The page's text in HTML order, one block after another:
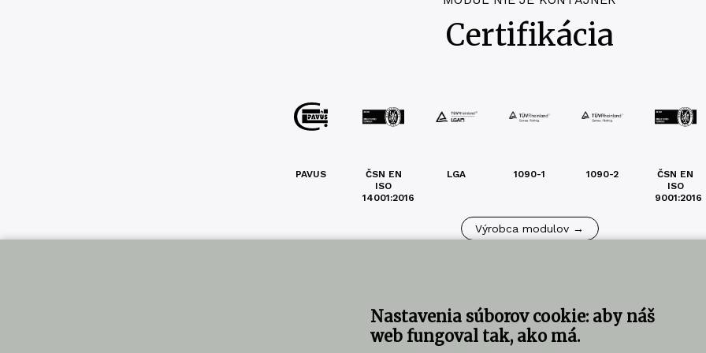
Nastavenia súborov cookie: aby náš
web fungoval tak, ako má.
Certifikácia
PAVUS
ČSN EN
ISO
14001:2016
LGA 1090-1 1090-2
ČSN EN
ISO
9001:2016
Výrobca modulov →